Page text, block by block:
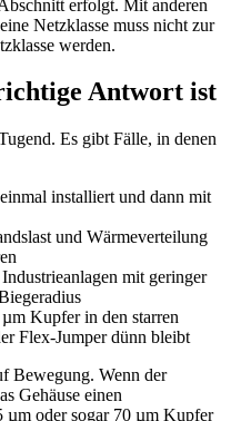
erfolgt. Mit anderen
Netzklasse muss nicht zur
werden.
Antwort ist
Es gibt Fälle, in denen
installiert und dann mit
und Wärmeverteilung
mit geringer
Kupfer in den starren
Flex-Jumper dünn bleibt
Bewegung. Wenn der
Gehäuse einen
µm oder sogar 70 µm Kupfer